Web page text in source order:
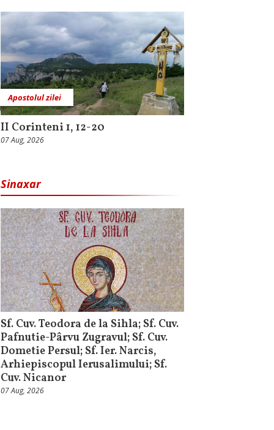
Apostolul zilei
II Corinteni 1, 12-20
07 Aug, 2026
Sinaxar
Sf. Cuv. Teodora de la Sihla; Sf. Cuv.
Pafnutie-Pârvu Zugravul; Sf. Cuv.
Dometie Persul; Sf. Ier. Narcis,
Arhiepiscopul Ierusalimului; Sf.
Cuv. Nicanor
07 Aug, 2026